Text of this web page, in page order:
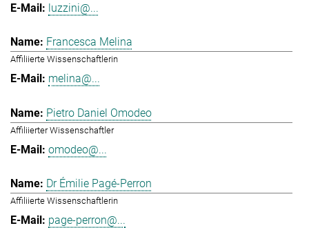
luzzini@...
Francesca Melina
Affiliierte Wissenschaftlerin
melina@...
Pietro Daniel Omodeo
Affiliierter Wissenschaftler
omodeo@...
Dr Émilie Pagé-Perron
Affiliierte Wissenschaftlerin
page-perron@...